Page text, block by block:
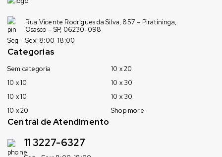
Rua Vicente Rodrigues da Silva, 857 – Piratininga,
Osasco – SP, 06230-098
Seg – Sex: 8:00-18:00
Categorias
Sem categoria
10 x 10
10 x 10
10 x 20
10 x 20
10 x 30
10 x 30
Shop more
Central de Atendimento
11 3227-6327